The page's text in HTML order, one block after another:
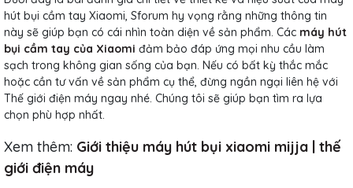
hút bụi cầm tay Xiaomi, Sforum hy vọng rằng những thông tin
này sẽ giúp bạn có cái nhìn toàn diện về sản phẩm. Các máy hút
bụi cầm tay của Xiaomi đảm bảo đáp ứng mọi nhu cầu làm
sạch trong không gian sống của bạn. Nếu có bất kỳ thắc mắc
hoặc cần tư vấn về sản phẩm cụ thể, đừng ngần ngại liên hệ với
Thế giới điện máy ngay nhé. Chúng tôi sẽ giúp bạn tìm ra lựa
chọn phù hợp nhất.
Xem thêm: Giới thiệu máy hút bụi xiaomi mijja | thế
giới điện máy